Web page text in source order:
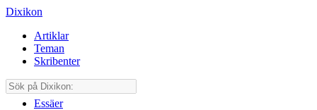
Dixikon
Artiklar
Teman
Skribenter
Essäer